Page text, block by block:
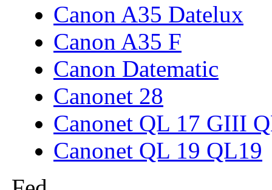
Canon A35 Datelux
Canon A35 F
Canon Datematic
Canonet 28
Canonet QL 17 GIII
Canonet QL 19 QL19